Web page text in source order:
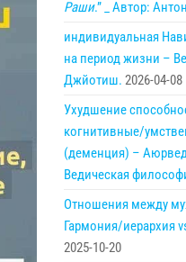
Раши.” _ Автор:
индивидуальная
на период жизни –
Джйотиш. 2026-04-08
Ухудшение
когнитивные/
(деменция) –
Ведическая
Отношения между
Гармония/иерархия
2025-10-20